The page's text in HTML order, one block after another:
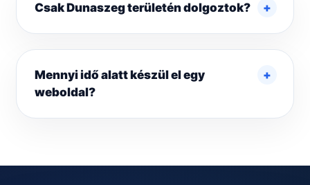
Csak Dunaszeg területén dolgoztok?
Mennyi idő alatt készül el egy
weboldal?